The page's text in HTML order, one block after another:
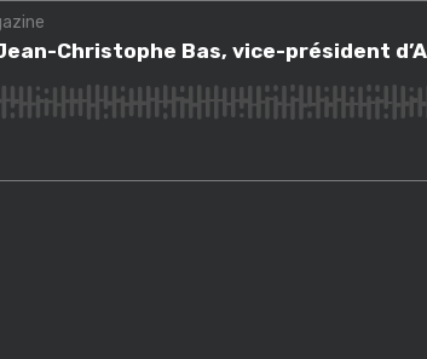
Jean-Christophe Bas, vice-président d’Aspen
Christophe Bas, vice-président